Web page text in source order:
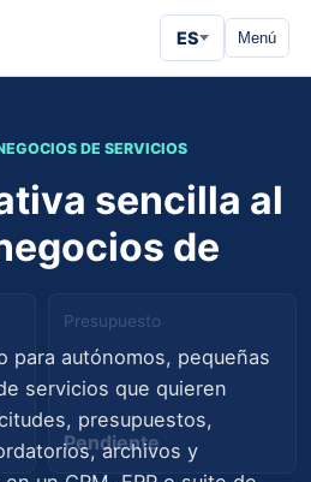
ES Menú
Presupuesto
Pendiente
DE SERVICIOS
sencilla al
de
para autónomos, pequeñas
servicios que quieren
presupuestos,
archivos y